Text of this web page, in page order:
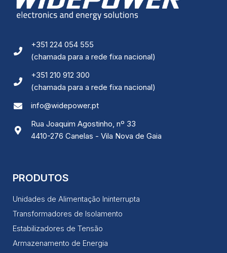
+351 224 054 555
(chamada para a rede fixa nacional)
+351 210 912 300
(chamada para a rede fixa nacional)
info@widepower.pt
Rua Joaquim Agostinho, nº 33
4410-276 Canelas - Vila Nova de Gaia
PRODUTOS
Unidades de Alimentação Ininterrupta
Transformadores de Isolamento
Estabilizadores de Tensão
Armazenamento de Energia